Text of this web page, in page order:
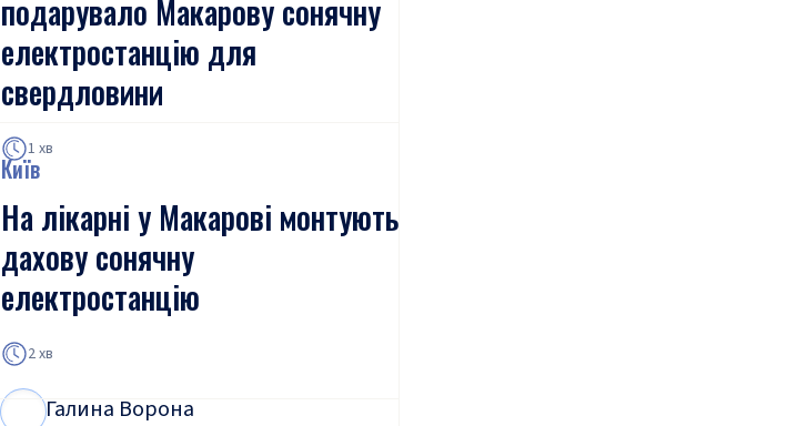
подарувало Макарову сонячну
електростанцію для
свердловини
1 хв
Київ
На лікарні у Макарові монтують
дахову сонячну
електростанцію
2 хв
Галина Ворона